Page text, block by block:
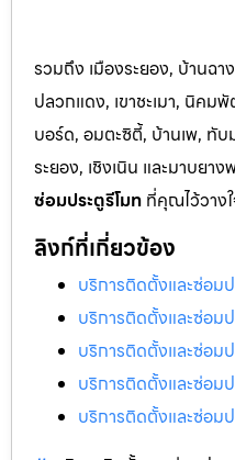
รวมถึง เมืองระยอง, บ้านฉ
ปลวกแดง, เขาชะเมา, นิค
บอร์ด, อมตะซิตี้, บ้านเพ, ทับ
ระยอง, เชิงเนิน และมาบยา
ซ่อมประตูรีโมท ที่คุณไว้วาง
ลิงก์ที่เกี่ยวข้อง
บริการติดตั้งและซ่อม
บริการติดตั้งและซ่อม
บริการติดตั้งและซ่อม
บริการติดตั้งและซ่อม
บริการติดตั้งและซ่อม